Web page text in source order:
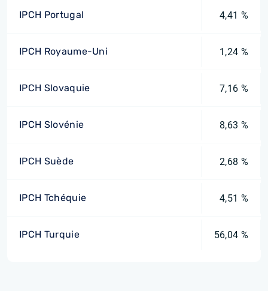
IPCH Portugal 4,41 %
IPCH Royaume-Uni 1,24 %
IPCH Slovaquie 7,16 %
IPCH Slovénie 8,63 %
IPCH Suède 2,68 %
IPCH Tchéquie 4,51 %
IPCH Turquie 56,04 %